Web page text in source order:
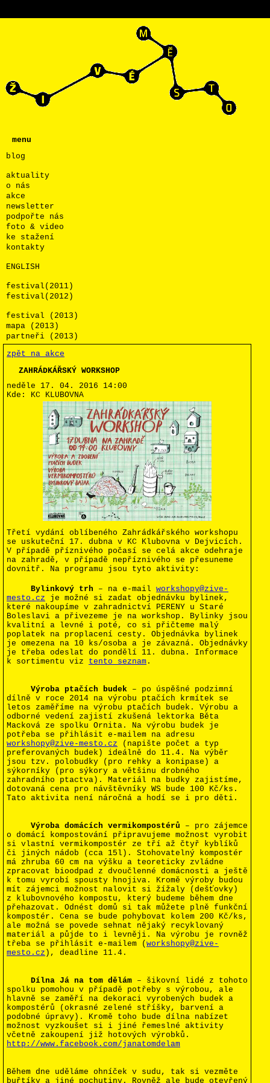
menu
blog
aktuality
o nás
akce
newsletter
podpořte nás
foto & video
ke stažení
kontakty
ENGLISH
festival(2011)
festival(2012)
festival (2013)
mapa (2013)
partneři (2013)
zpět na akce
ZAHRÁDKÁŘSKÝ WORKSHOP
neděle 17. 04. 2016 14:00
Kde: KC KLUBOVNA
Třetí vydání oblíbeného Zahrádkářského workshopu
se uskuteční 17. dubna v KC Klubovna v Dejvicích.
V případě příznivého počasí se celá akce odehraje
na zahradě, v případě nepříznivého se přesuneme
dovnitř. Na programu jsou tyto aktivity:
Bylinkový trh – na e-mail workshopy@zive-
mesto.cz je možné si zadat objednávku bylinek,
které nakoupíme v zahradnictví PERENY u Staré
Boleslavi a přivezeme je na workshop. Bylinky jsou
kvalitní a levné i poté, co si přičteme malý
poplatek na proplacení cesty. Objednávka bylinek
je omezena na 10 ks/osoba a je závazná. Objednávky
je třeba odeslat do pondělí 11. dubna. Informace
k sortimentu viz tento seznam .
Výroba ptačích budek – po úspěšné podzimní
dílně v roce 2014 na výrobu ptačích krmítek se
letos zaměříme na výrobu ptačích budek. Výrobu a
odborné vedení zajistí zkušená lektorka Běta
Macková ze spolku Ornita. Na výrobu budek je
potřeba se přihlásit e-mailem na adresu
workshopy@zive-mesto.cz (napište počet a typ
preferovaných budek) ideálně do 11.4. Na výběr
jsou tzv. polobudky (pro rehky a konipase) a
sýkorníky (pro sýkory a většinu drobného
zahradního ptactva). Materiál na budky zajistíme,
dotovaná cena pro návštěvníky WS bude 100 Kč/ks.
Tato aktivita není náročná a hodí se i pro děti.
Výroba domácích vermikompostérů – pro zájemce
o domácí kompostování připravujeme možnost vyrobit
si vlastní vermikompostér ze tří až čtyř kyblíků
či jiných nádob (cca 15l). Stohovatelný kompostér
má zhruba 60 cm na výšku a teoreticky zvládne
zpracovat bioodpad z dvoučlenné domácnosti a ještě
k tomu vyrobí spousty hnojiva. Kromě výroby budou
mít zájemci možnost nalovit si žížaly (dešťovky)
z klubovnového kompostu, který budeme během dne
přehazovat. Odnést domů si tak můžete plně funkční
kompostér. Cena se bude pohybovat kolem 200 Kč/ks,
ale možná se povede sehnat nějaký recyklovaný
materiál a půjde to i levněji. Na výrobu je rovněž
třeba se přihlásit e-mailem (workshopy@zive-
mesto.cz ), deadline 11.4.
Dílna Já na tom dělám – šikovní lidé z tohoto
spolku pomohou v případě potřeby s výrobou, ale
hlavně se zaměří na dekoraci vyrobených budek a
kompostérů (okrasné zelené stříšky, barvení a
podobné úpravy). Kromě toho bude dílna nabízet
možnost vyzkoušet si i jiné řemeslné aktivity
včetně zakoupení již hotových výrobků.
http://www.facebook.com/janatomdelam
Během dne uděláme ohníček v sudu, tak si vezměte
buřtíky a jiné pochutiny. Rovněž ale bude otevřený